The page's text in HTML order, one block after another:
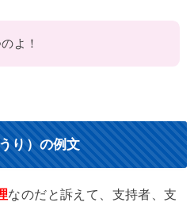
よ！
り）の例文
なのだと訴えて、支持者、支